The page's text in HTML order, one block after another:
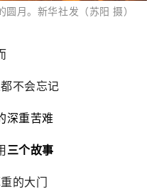
圆月。新华社发（苏阳 摄）
不会忘记
深重苦难
三个故事
的大门